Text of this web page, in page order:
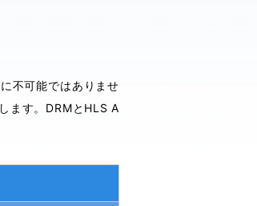
不可能ではありませ
ます。DRMとHLS A